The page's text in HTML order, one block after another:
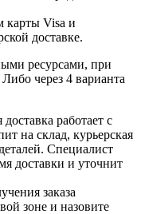
карты Visa и
доставке.
ресурсами, при
через 4 варианта
работает с
на склад, курьерская
Специалист
доставки и уточнит
заказа
зоне и назовите